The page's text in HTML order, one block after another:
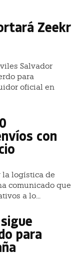
Zeekr
Salvador
para
oficial en
con
logística de
comunicado que
a lo...
para